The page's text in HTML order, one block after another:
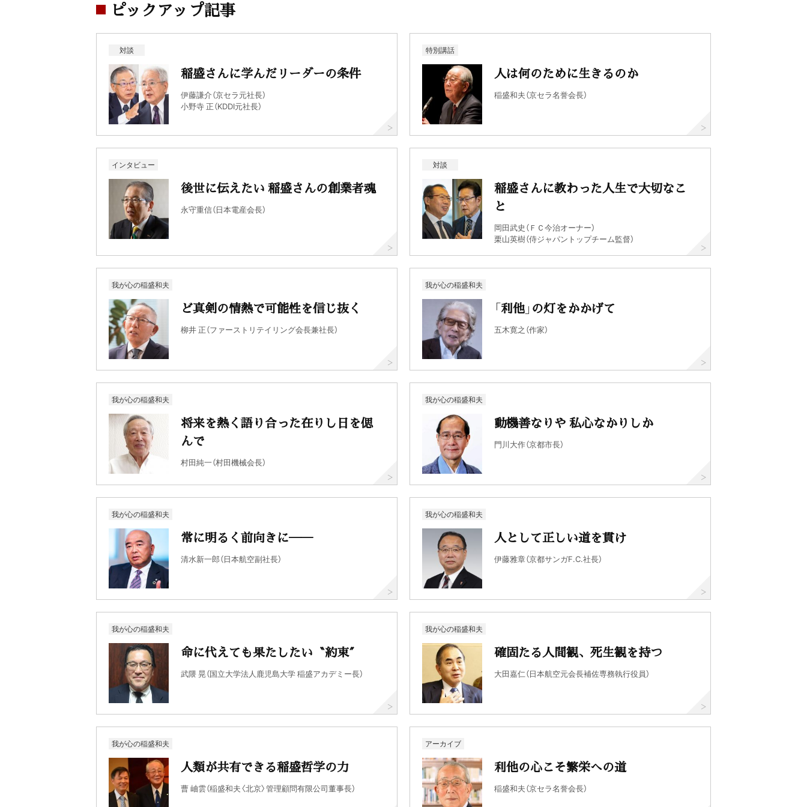
ピックアップ記事
対談
稲盛さんに学んだリーダーの条件
伊藤謙介（京セラ元社長）
小野寺 正（KDDI元社長）
特別講話
人は何のために生きるのか
稲盛和夫（京セラ名誉会長）
インタビュー
後世に伝えたい 稲盛さんの創業者魂
永守重信（日本電産会長）
対談
稲盛さんに教わった人生で大切なこ
と
岡田武史（ＦＣ今治オーナー）
栗山英樹（侍ジャパントップチーム監督）
我が心の稲盛和夫
ど真剣の情熱で可能性を信じ抜く
柳井 正（ファーストリテイリング会長兼社長）
我が心の稲盛和夫
「利他」の灯をかかげて
五木寛之（作家）
我が心の稲盛和夫
将来を熱く語り合った在りし日を偲
んで
村田純一（村田機械会長）
我が心の稲盛和夫
動機善なりや 私心なかりしか
門川大作（京都市長）
我が心の稲盛和夫
常に明るく前向きに──
清水新一郎（日本航空副社長）
我が心の稲盛和夫
人として正しい道を貫け
伊藤雅章（京都サンガF.C.社長）
我が心の稲盛和夫
命に代えても果たしたい〝約束〞
武隈 晃（国立大学法人鹿児島大学 稲盛アカデミー長）
我が心の稲盛和夫
確固たる人間観、死生観を持つ
大田嘉仁（日本航空元会長補佐専務執行役員）
我が心の稲盛和夫
人類が共有できる稲盛哲学の力
曹 岫雲（稲盛和夫〈北京〉管理顧問有限公司董事長）
アーカイブ
利他の心こそ繁栄への道
稲盛和夫（京セラ名誉会長）